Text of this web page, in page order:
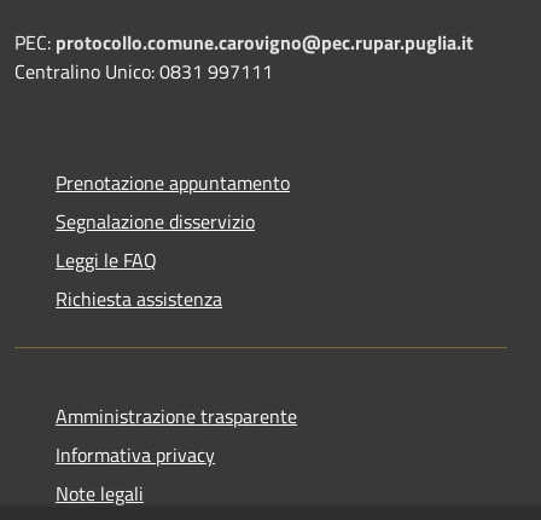
PEC: protocollo.comune.carovigno@pec.rupar.puglia.it
Centralino Unico: 0831 997111
Prenotazione appuntamento
Segnalazione disservizio
Leggi le FAQ
Richiesta assistenza
Amministrazione trasparente
Informativa privacy
Note legali